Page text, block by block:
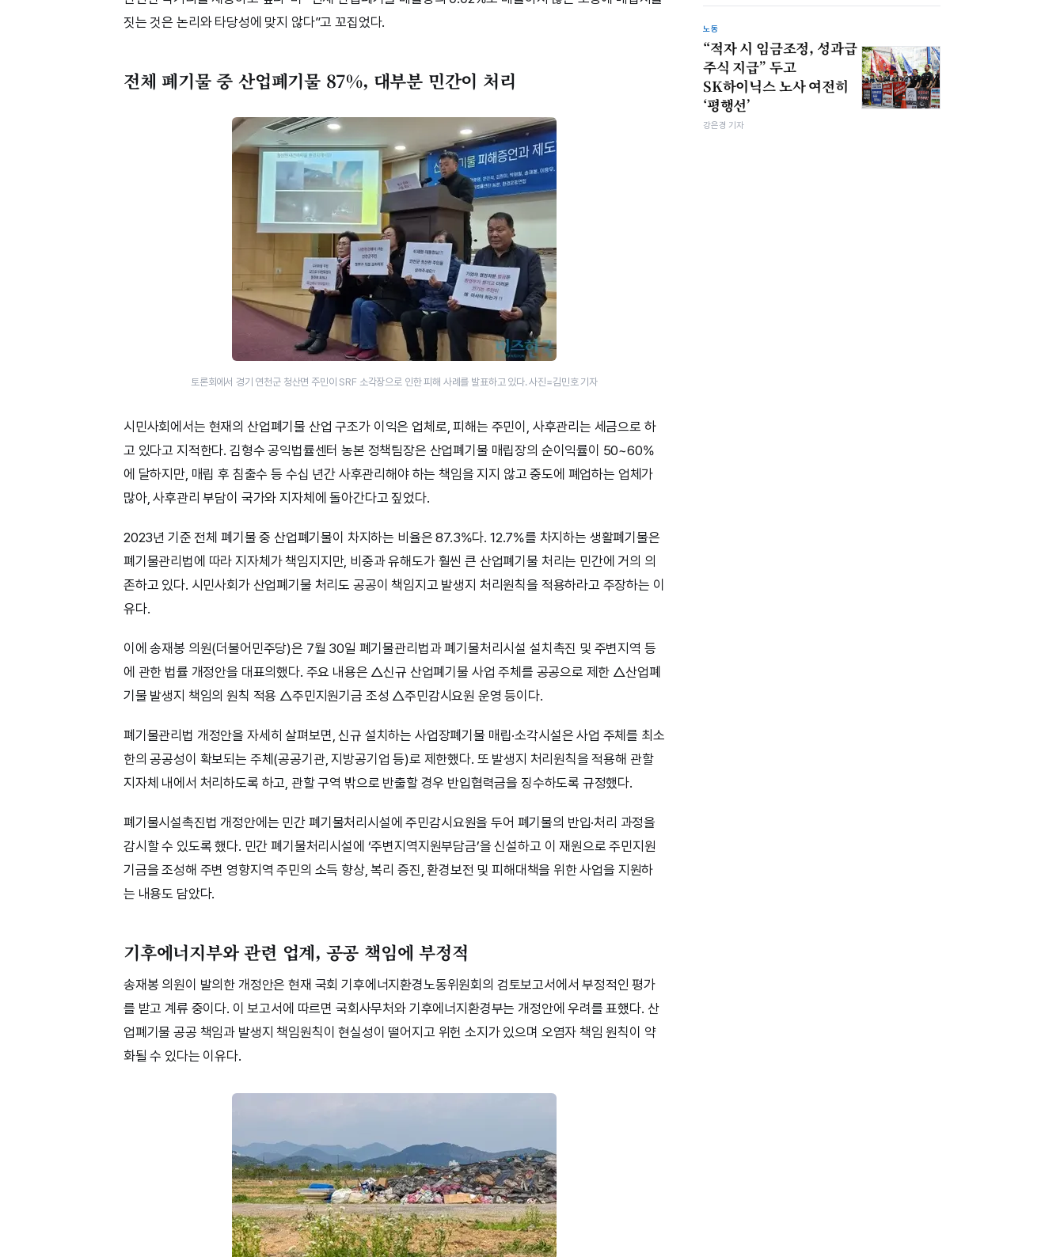
짓는 것은 논리와 타당성에 맞지 않다”고 꼬집었다.
전체 폐기물 중 산업폐기물 87%, 대부분 민간이 처리
토론회에서 경기 연천군 청산면 주민이 SRF 소각장으로 인한 피해 사례를 발표하고 있다. 사진=김민호 기자
시민사회에서는 현재의 산업폐기물 산업 구조가 이익은 업체로, 피해는 주민이, 사후관리는 세금으로 하
고 있다고 지적한다. 김형수 공익법률센터 농본 정책팀장은 산업폐기물 매립장의 순이익률이 50~60%
에 달하지만, 매립 후 침출수 등 수십 년간 사후관리해야 하는 책임을 지지 않고 중도에 폐업하는 업체가
많아, 사후관리 부담이 국가와 지자체에 돌아간다고 짚었다.
2023년 기준 전체 폐기물 중 산업폐기물이 차지하는 비율은 87.3%다. 12.7%를 차지하는 생활폐기물은
폐기물관리법에 따라 지자체가 책임지지만, 비중과 유해도가 훨씬 큰 산업폐기물 처리는 민간에 거의 의
존하고 있다. 시민사회가 산업폐기물 처리도 공공이 책임지고 발생지 처리원칙을 적용하라고 주장하는 이
유다.
이에 송재봉 의원(더불어민주당)은 7월 30일 폐기물관리법과 폐기물처리시설 설치촉진 및 주변지역 등
에 관한 법률 개정안을 대표의했다. 주요 내용은 △신규 산업폐기물 사업 주체를 공공으로 제한 △산업폐
기물 발생지 책임의 원칙 적용 △주민지원기금 조성 △주민감시요원 운영 등이다.
폐기물관리법 개정안을 자세히 살펴보면, 신규 설치하는 사업장폐기물 매립·소각시설은 사업 주체를 최소
한의 공공성이 확보되는 주체(공공기관, 지방공기업 등)로 제한했다. 또 발생지 처리원칙을 적용해 관할
지자체 내에서 처리하도록 하고, 관할 구역 밖으로 반출할 경우 반입협력금을 징수하도록 규정했다.
폐기물시설촉진법 개정안에는 민간 폐기물처리시설에 주민감시요원을 두어 폐기물의 반입·처리 과정을
감시할 수 있도록 했다. 민간 폐기물처리시설에 ‘주변지역지원부담금’을 신설하고 이 재원으로 주민지원
기금을 조성해 주변 영향지역 주민의 소득 향상, 복리 증진, 환경보전 및 피해대책을 위한 사업을 지원하
는 내용도 담았다.
기후에너지부와 관련 업계, 공공 책임에 부정적
송재봉 의원이 발의한 개정안은 현재 국회 기후에너지환경노동위원회의 검토보고서에서 부정적인 평가
를 받고 계류 중이다. 이 보고서에 따르면 국회사무처와 기후에너지환경부는 개정안에 우려를 표했다. 산
업폐기물 공공 책임과 발생지 책임원칙이 현실성이 떨어지고 위헌 소지가 있으며 오염자 책임 원칙이 약
화될 수 있다는 이유다.
노동
“적자 시 임금조정, 성과급
주식 지급” 두고
SK하이닉스 노사 여전히
‘평행선’
강은경 기자